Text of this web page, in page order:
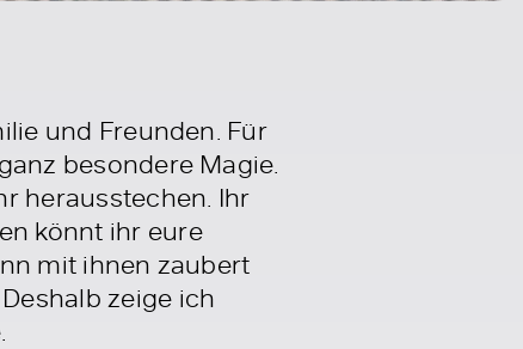
und Freunden. Für
besondere Magie.
herausstechen. Ihr
könnt ihr eure
mit ihnen zaubert
zeige ich